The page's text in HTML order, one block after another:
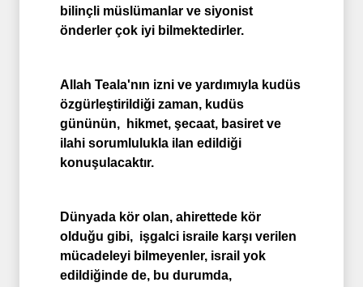
bilinçli müslümanlar ve siyonist
önderler çok iyi bilmektedirler.
Allah Teala'nın izni ve yardımıyla kudüs
özgürleştirildiği zaman, kudüs
gününün, hikmet, şecaat, basiret ve
ilahi sorumlulukla ilan edildiği
konuşulacaktır.
Dünyada kör olan, ahirettede kör
olduğu gibi, işgalci israile karşı verilen
mücadeleyi bilmeyenler, israil yok
edildiğinde de, bu durumda,